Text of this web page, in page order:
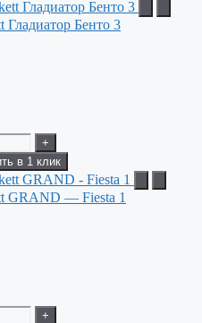
Бенто 3
+
в 1 клик
GRAND — Fiesta 1
+